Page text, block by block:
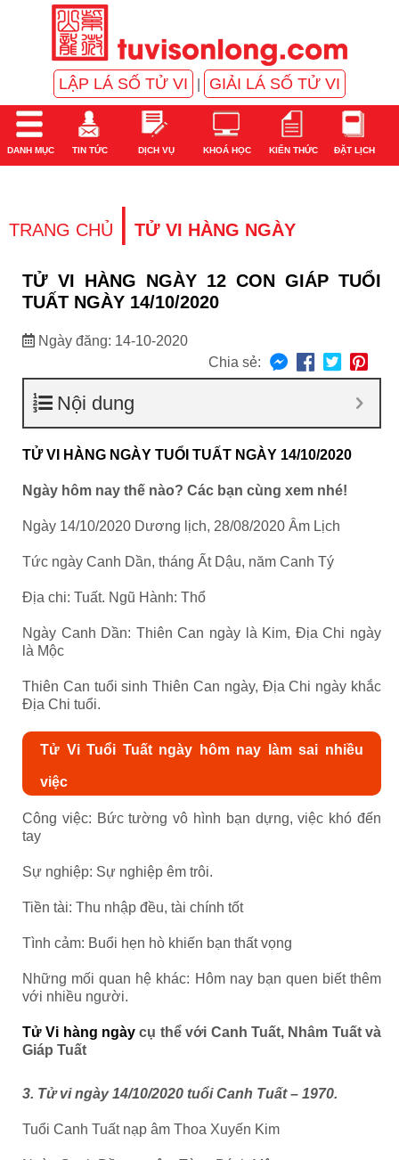
LẬP LÁ SỐ TỬ VI GIẢI LÁ SỐ TỬ VI
DANH MỤC TIN TỨC DỊCH VỤ KHOÁ HỌC KIẾN THỨC ĐẶT LỊCH
TRANG CHỦ | TỬ VI HÀNG NGÀY
TỬ VI HÀNG NGÀY 12 CON GIÁP TUỔI
TUẤT NGÀY 14/10/2020
Ngày đăng: 14-10-2020
Chia sẻ:
Nội dung
TỬ VI HÀNG NGÀY TUỔI TUẤT NGÀY 14/10/2020
Ngày hôm nay thế nào? Các bạn cùng xem nhé!
Ngày 14/10/2020 Dương lịch, 28/08/2020 Âm Lịch
Tức ngày Canh Dần, tháng Ất Dậu, năm Canh Tý
Địa chi: Tuất. Ngũ Hành: Thổ
Ngày Canh Dần: Thiên Can ngày là Kim, Địa Chi ngày
là Mộc
Thiên Can tuổi sinh Thiên Can ngày, Địa Chi ngày khắc
Địa Chi tuổi.
Tử Vi Tuổi Tuất ngày hôm nay làm sai nhiều
việc
Công việc: Bức tường vô hình bạn dựng, việc khó đến
tay
Sự nghiệp: Sự nghiệp êm trôi.
Tiền tài: Thu nhập đều, tài chính tốt
Tình cảm: Buổi hẹn hò khiến bạn thất vọng
Những mối quan hệ khác: Hôm nay bạn quen biết thêm
với nhiều người.
Tử Vi hàng ngày cụ thể với Canh Tuất, Nhâm Tuất và
Giáp Tuất
3. Tử vi ngày 14/10/2020 tuổi Canh Tuất – 1970.
Tuổi Canh Tuất nạp âm Thoa Xuyến Kim